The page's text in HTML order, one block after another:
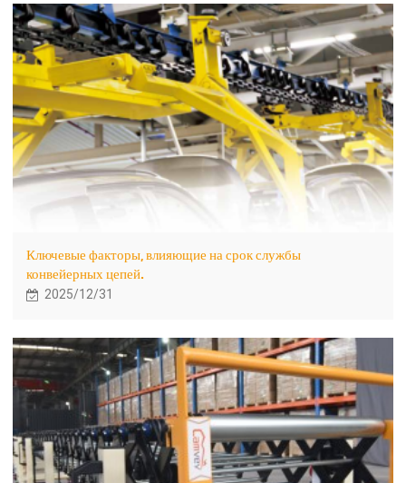
Ключевые факторы, влияющие на срок службы
конвейерных цепей.
2025/12/31